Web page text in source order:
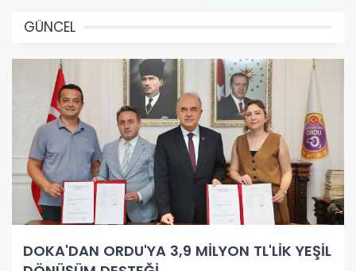
GÜNCEL
DOKA'DAN ORDU'YA 3,9 MİLYON TL'LİK YEŞİL